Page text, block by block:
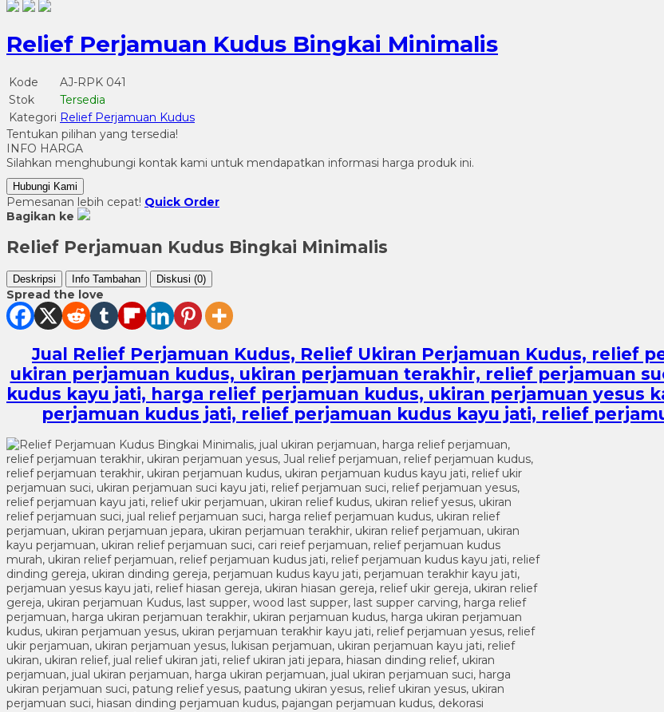
Relief Perjamuan Kudus Bingkai Minimalis
Kode
AJ-RPK 041
Stok
Tersedia
Kategori Relief Perjamuan Kudus
Tentukan pilihan yang tersedia!
INFO HARGA
Silahkan menghubungi kontak kami untuk mendapatkan informasi harga produk ini.
Hubungi Kami
Pemesanan lebih cepat! Quick Order
Bagikan ke
Relief Perjamuan Kudus Bingkai Minimalis
Deskripsi Info Tambahan Diskusi (0)
Spread the love
Jual Relief Perjamuan Kudus, Relief Ukiran Perjamuan Kudus, relief
ukiran perjamuan kudus, ukiran perjamuan terakhir, relief perjamuan
kudus kayu jati, harga relief perjamuan kudus, ukiran perjamuan yesus
perjamuan kudus jati, relief perjamuan kudus kayu jati, relief